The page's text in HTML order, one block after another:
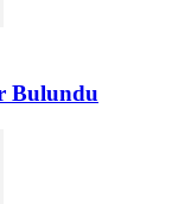
Bulundu